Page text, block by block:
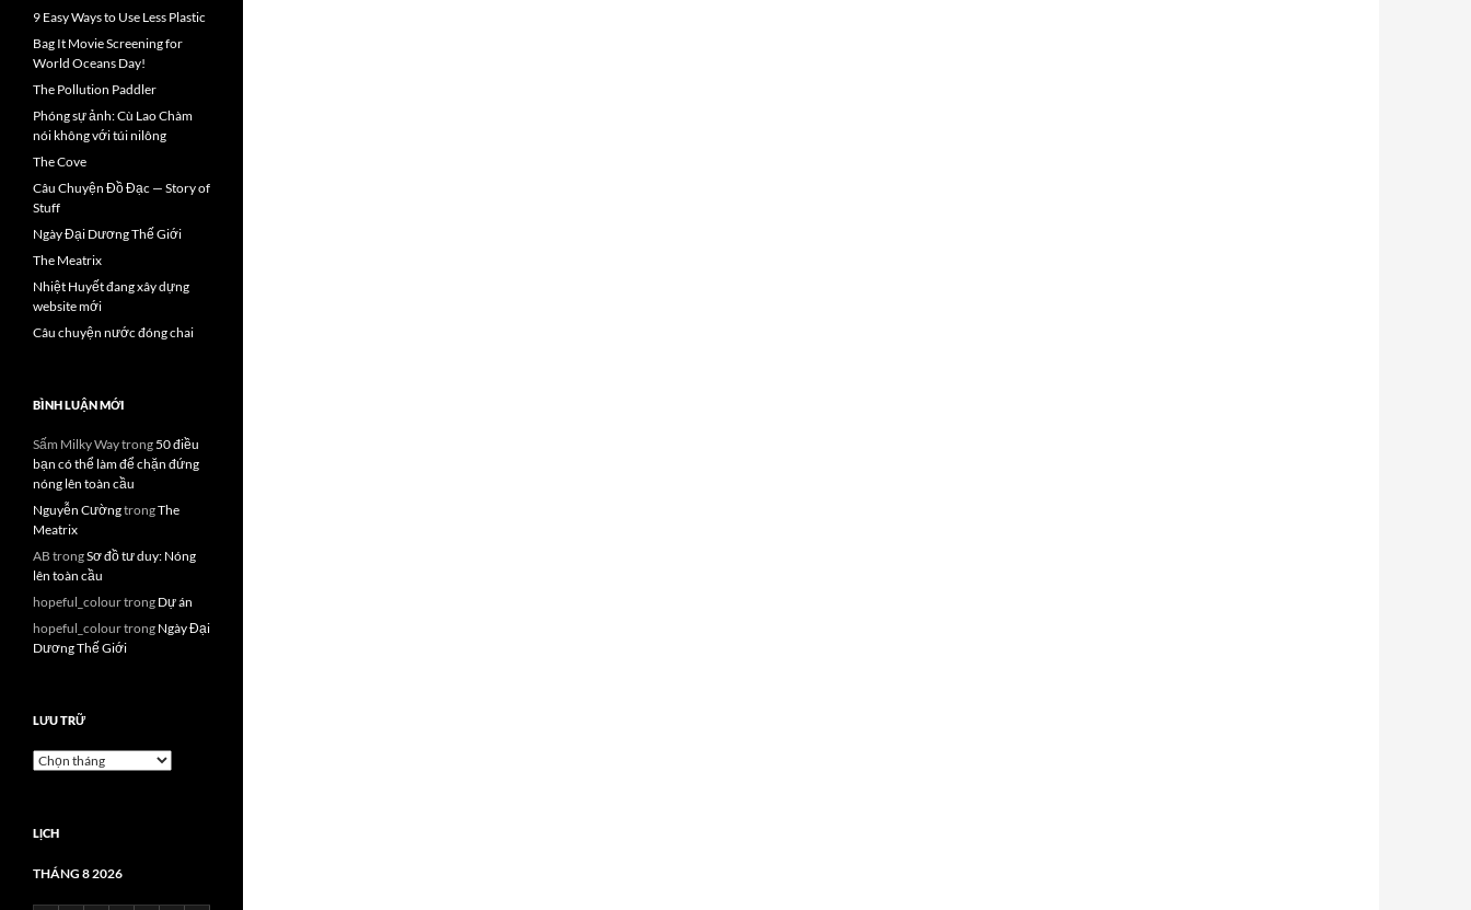
9 Easy Ways to Use Less Plastic
Bag It Movie Screening for
World Oceans Day!
The Pollution Paddler
Phóng sự ảnh: Cù Lao Chàm
nói không với túi nilông
The Cove
Câu Chuyện Đồ Đạc — Story of
Stuff
Ngày Đại Dương Thế Giới
The Meatrix
Nhiệt Huyết đang xây dựng
website mới
Câu chuyện nước đóng chai
BÌNH LUẬN MỚI
Sấm Milky Waytrong50 điều
bạn có thể làm để chặn đứng
nóng lên toàn cầu
Nguyễn CườngtrongThe
Meatrix
AB trongSơ đồ tư duy: Nóng
lên toàn cầu
hopeful_colourtrong Dự án
hopeful_colourtrong Ngày Đại
Dương Thế Giới
LƯU TRỮ
Lưu
LỊCH
THÁNG 8 2026